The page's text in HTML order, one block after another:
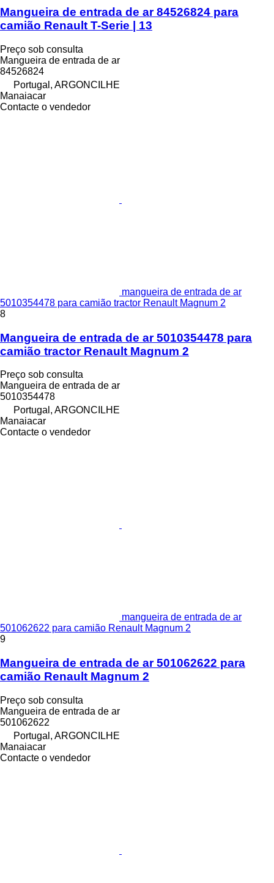
Mangueira de entrada de ar 84526824 para
camião Renault T-Serie | 13
Preço sob consulta
Mangueira de entrada de ar
84526824
Portugal, ARGONCILHE
Manaiacar
Contacte o vendedor
mangueira de entrada de ar
5010354478 para camião tractor Renault Magnum 2
8
Mangueira de entrada de ar 5010354478 para
camião tractor Renault Magnum 2
Preço sob consulta
Mangueira de entrada de ar
5010354478
Portugal, ARGONCILHE
Manaiacar
Contacte o vendedor
mangueira de entrada de ar
501062622 para camião Renault Magnum 2
9
Mangueira de entrada de ar 501062622 para
camião Renault Magnum 2
Preço sob consulta
Mangueira de entrada de ar
501062622
Portugal, ARGONCILHE
Manaiacar
Contacte o vendedor